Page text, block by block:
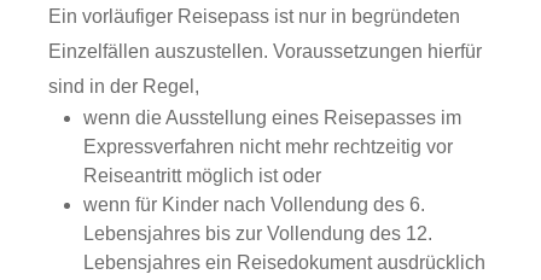
Ein vorläufiger Reisepass ist nur in begründeten
Einzelfällen auszustellen. Voraussetzungen hierfür
sind in der Regel,
wenn die Ausstellung eines Reisepasses im
Expressverfahren nicht mehr rechtzeitig vor
Reiseantritt möglich ist oder
wenn für Kinder nach Vollendung des 6.
Lebensjahres bis zur Vollendung des 12.
Lebensjahres ein Reisedokument ausdrücklich